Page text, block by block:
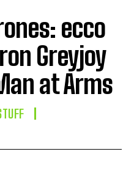
ecco
Greyjoy
at Arms